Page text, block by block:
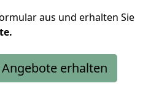
aus und erhalten Sie
erhalten